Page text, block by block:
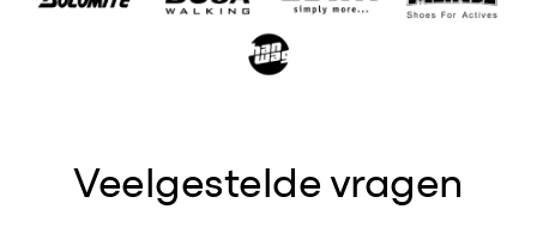
Veelgestelde vragen